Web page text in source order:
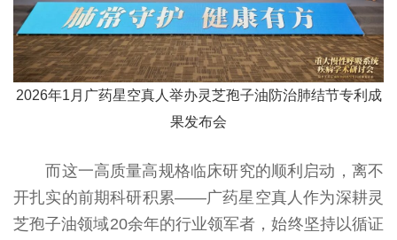
2026年1月广药星空真人举办灵芝孢子油防治肺结节专利成
果发布会
而这一高质量高规格临床研究的顺利启动，离不
开扎实的前期科研积累——广药星空真人作为深耕灵
芝孢子油领域20余年的行业领军者，始终坚持以循证